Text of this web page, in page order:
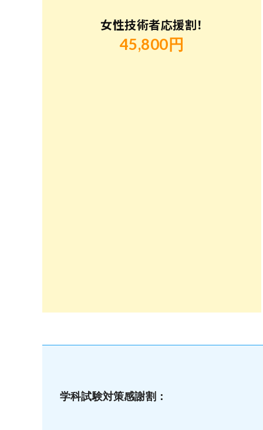
女性技術者応援割！
45,800円
学科試験対策感謝割：